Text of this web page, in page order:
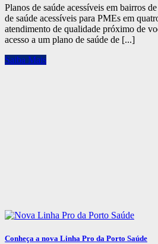
Planos de saúde acessíveis em bairros
de saúde acessíveis para PMEs em
atendimento de qualidade próximo de
acesso a um plano de saúde de [...]
Saiba Mais
Conheça a nova Linha Pro da Porto Saúde